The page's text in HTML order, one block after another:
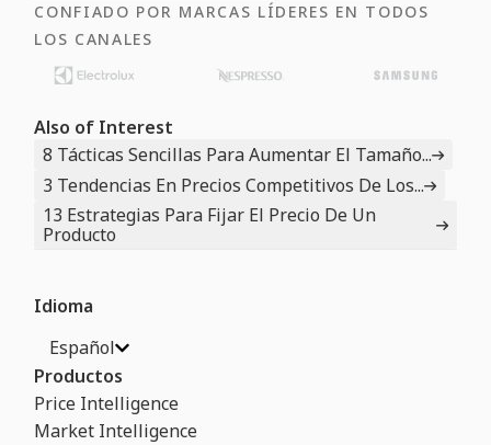
CONFIADO POR MARCAS LÍDERES EN TODOS
LOS CANALES
Also of Interest
8 Tácticas Sencillas Para Aumentar El Tamaño...
3 Tendencias En Precios Competitivos De Los...
13 Estrategias Para Fijar El Precio De Un
Producto
Idioma
Español
Productos
Price Intelligence
Market Intelligence